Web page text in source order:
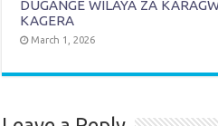
DUGANGE WILAYA ZA
KAGERA
March 1, 2026